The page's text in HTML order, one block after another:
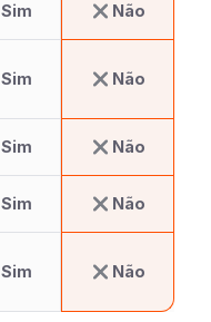
Sim Não
Sim Não
Sim Não
Sim Não
Sim Não